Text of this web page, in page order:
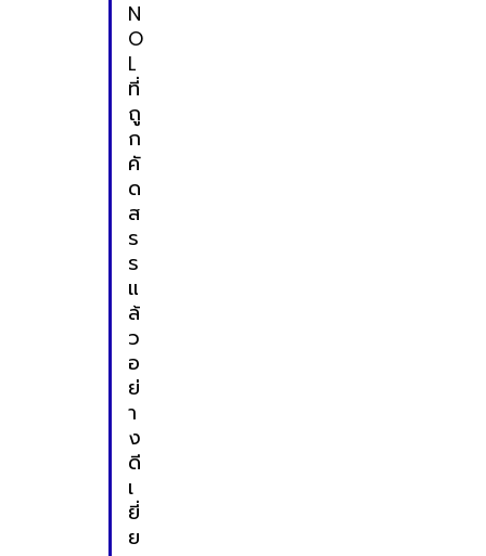
N
O
L
ที่
ถู
ก
คั
ด
ส
ร
ร
แ
ล้
ว
อ
ย่
า
ง
ดี
เ
ยี่
ย